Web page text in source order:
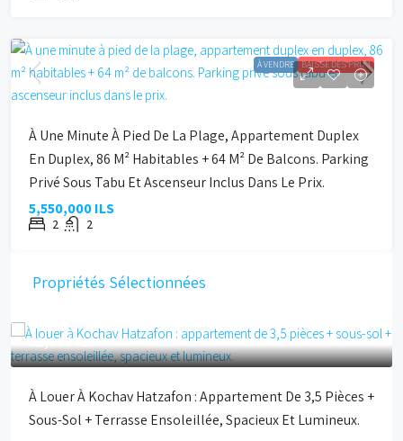
À VENDRE BAISSE DES PRIX !
À Une Minute À Pied De La Plage, Appartement Duplex
En Duplex, 86 M² Habitables + 64 M² De Balcons. Parking
Privé Sous Tabu Et Ascenseur Inclus Dans Le Prix.
5,550,000 ILS
2 2
Propriétés Sélectionnées
12,000 ILS
À Louer À Kochav Hatzafon : Appartement De 3,5 Pièces +
Sous-Sol + Terrasse Ensoleillée, Spacieux Et Lumineux.